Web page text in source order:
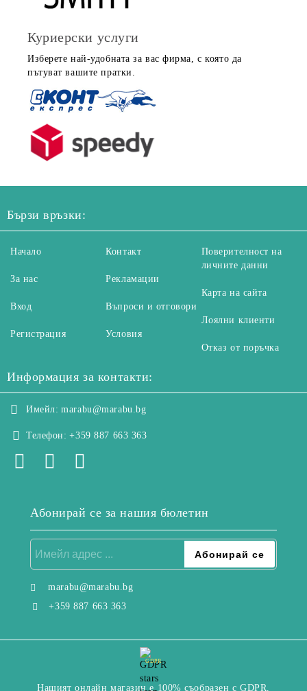
Куриерски услуги
Изберете най-удобната за вас фирма, с която да
пътуват вашите пратки.
Бързи връзки:
Начало
За нас
Вход
Регистрация
Контакт
Рекламации
Въпроси и отговори
Условия
Поверителност на
личните данни
Карта на сайта
Лоялни клиенти
Отказ от поръчка
Информация за контакти:
Имейл: marabu@marabu.bg
Телефон: +359 887 663 363
Абонирай се за нашия бюлетин
marabu@marabu.bg
+359 887 663 363
GDPR
Нашият онлайн магазин е 100% съобразен с GDPR.